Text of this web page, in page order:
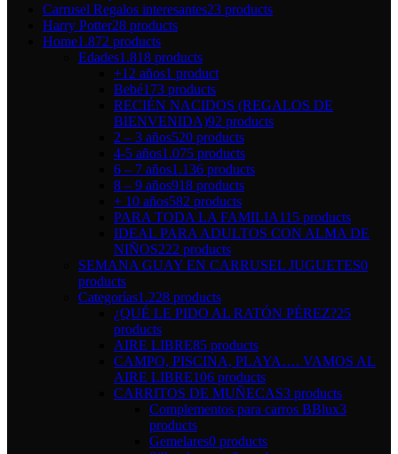
Carrusel Regalos interesantes23 products
Harry Potter28 products
Home1.872 products
Edades1.818 products
+12 años1 product
Bebé173 products
RECIÉN NACIDOS (REGALOS DE
BIENVENIDA)92 products
2 – 3 años520 products
4-5 años1.075 products
6 – 7 años1.136 products
8 – 9 años918 products
+ 10 años582 products
PARA TODA LA FAMILIA115 products
IDEAL PARA ADULTOS CON ALMA DE
NIÑOS222 products
SEMANA GUAY EN CARRUSEL JUGUETES0
products
Categorías1.228 products
¿QUÉ LE PIDO AL RATÓN PÉREZ?25
products
AIRE LIBRE85 products
CAMPO, PISCINA, PLAYA…. VAMOS AL
AIRE LIBRE106 products
CARRITOS DE MUÑECAS3 products
Complementos para carros BBlux3
products
Gemelares0 products